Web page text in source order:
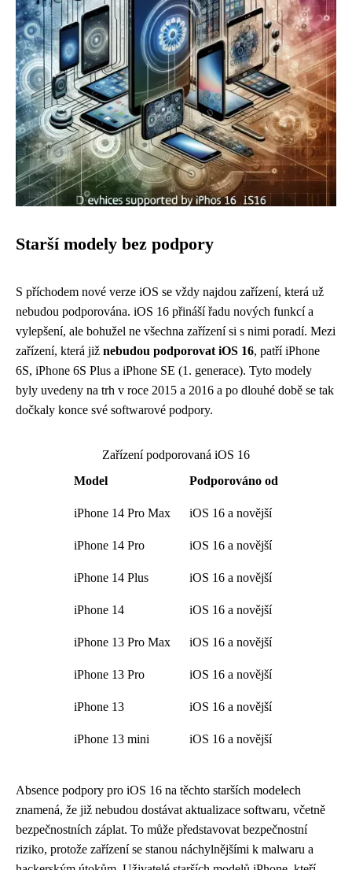
Starší modely bez podpory
S příchodem nové verze iOS se vždy najdou zařízení, která už
nebudou podporována. iOS 16 přináší řadu nových funkcí a
vylepšení, ale bohužel ne všechna zařízení si s nimi poradí. Mezi
zařízení, která již nebudou podporovat iOS 16, patří iPhone
6S, iPhone 6S Plus a iPhone SE (1. generace). Tyto modely
byly uvedeny na trh v roce 2015 a 2016 a po dlouhé době se tak
dočkaly konce své softwarové podpory.
Zařízení podporovaná iOS 16
Model
Podporováno od
iPhone 14 Pro Max iOS 16 a novější
iPhone 14 Pro iOS 16 a novější
iPhone 14 Plus iOS 16 a novější
iPhone 14 iOS 16 a novější
iPhone 13 Pro Max iOS 16 a novější
iPhone 13 Pro iOS 16 a novější
iPhone 13 iOS 16 a novější
iPhone 13 mini iOS 16 a novější
Absence podpory pro iOS 16 na těchto starších modelech
znamená, že již nebudou dostávat aktualizace softwaru, včetně
bezpečnostních záplat. To může představovat bezpečnostní
riziko, protože zařízení se stanou náchylnějšími k malwaru a